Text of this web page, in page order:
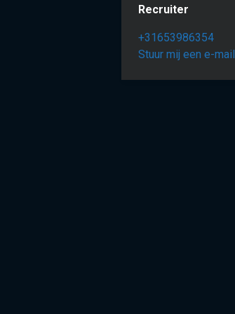
Recruiter
+31653986354
Stuur mij een e-mail